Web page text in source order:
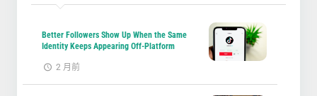
Better Followers Show Up When the Same
Identity Keeps Appearing Off-Platform
2 月前